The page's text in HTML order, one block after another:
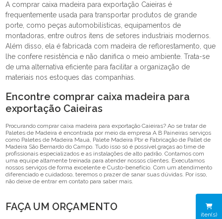
iten(s)
A comprar caixa madeira para exportação Caieiras é
frequentemente usada para transportar produtos de grande
porte, como peças automobilísticas, equipamentos de
montadoras, entre outros itens de setores industriais modernos.
Além disso, ela é fabricada com madeira de reflorestamento, que
lhe confere resistência e não danifica o meio ambiente. Trata-se
de uma alternativa eficiente para facilitar a organização de
materiais nos estoques das companhias.
Encontre comprar caixa madeira para
exportação Caieiras
Procurando comprar caixa madeira para exportação Caieiras? Ao se tratar de
Paletes de Madeira é encontrada por meio da empresa A B Paineiras serviços
como Paletes de Madeira Mauá, Palete Madeira Pbr e Fabricação de Pallet de
Madeira São Bernardo do Campo. Tudo isso só é possível graças ao time de
profissionais especializados e as instalações de alto padrão. Contamos com
uma equipe altamente treinada para atender nossos clientes. Executamos
nossos serviços de forma excelente e Custo-benefício. Com um atendimento
diferenciado e cuidadoso, teremos o prazer de sanar suas dúvidas. Por isso,
não deixe de entrar em contato para saber mais.
FAÇA UM ORÇAMENTO